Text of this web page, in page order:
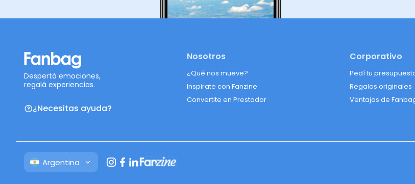
Despertá emociones,
regalá experiencias.
¿Necesitas ayuda?
Nosotros
¿Qué nos mueve?
Inspirate con Fanzine
Convertite en Prestador
Corporativo
Pedí tu
Regalos originales
Ventajas de
Argentina